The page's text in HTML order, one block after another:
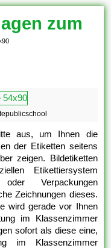
zum
aus, um Ihnen die
der Etiketten seitens
zeigen. Bildetiketten
Etikettiersystem
Verpackungen
Zeichnungen dieses.
wird gerade vor Ihnen
im Klassenzimmer
sofort als diese eine,
im Klassenzimmer